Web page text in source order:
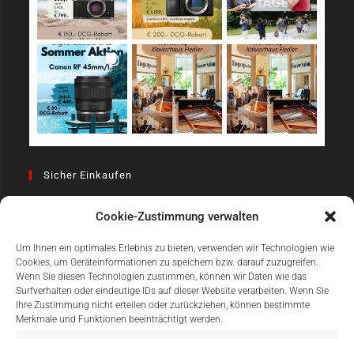
Cookie-Zustimmung verwalten
Um Ihnen ein optimales Erlebnis zu bieten, verwenden wir Technologien wie
Cookies, um Geräteinformationen zu speichern bzw. darauf zuzugreifen.
Wenn Sie diesen Technologien zustimmen, können wir Daten wie das
Surfverhalten oder eindeutige IDs auf dieser Website verarbeiten. Wenn Sie
Ihre Zustimmung nicht erteilen oder zurückziehen, können bestimmte
Merkmale und Funktionen beeinträchtigt werden.
Sicher Einkaufen
Einfach Online Bezahlen